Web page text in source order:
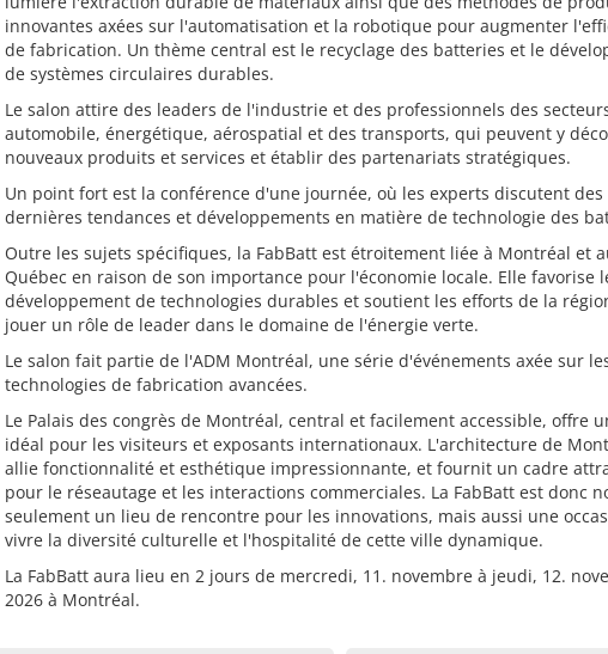
innovantes axées sur l'automatisation et la robotique pour augmenter
de fabrication. Un thème central est le recyclage des batteries et le
de systèmes circulaires durables.
Le salon attire des leaders de l'industrie et des professionnels des
automobile, énergétique, aérospatial et des transports, qui peuvent y
nouveaux produits et services et établir des partenariats stratégiques.
Un point fort est la conférence d'une journée, où les experts discutent des
dernières tendances et développements en matière de technologie des
Outre les sujets spécifiques, la FabBatt est étroitement liée à Montréal et
Québec en raison de son importance pour l'économie locale. Elle favorise
développement de technologies durables et soutient les efforts de la
jouer un rôle de leader dans le domaine de l'énergie verte.
Le salon fait partie de l'ADM Montréal, une série d'événements axée sur
technologies de fabrication avancées.
Le Palais des congrès de Montréal, central et facilement accessible, offre
idéal pour les visiteurs et exposants internationaux. L'architecture de
allie fonctionnalité et esthétique impressionnante, et fournit un cadre
pour le réseautage et les interactions commerciales. La FabBatt est donc
seulement un lieu de rencontre pour les innovations, mais aussi une
vivre la diversité culturelle et l'hospitalité de cette ville dynamique.
La FabBatt aura lieu en 2 jours de mercredi, 11. novembre à jeudi, 12.
2026 à Montréal.